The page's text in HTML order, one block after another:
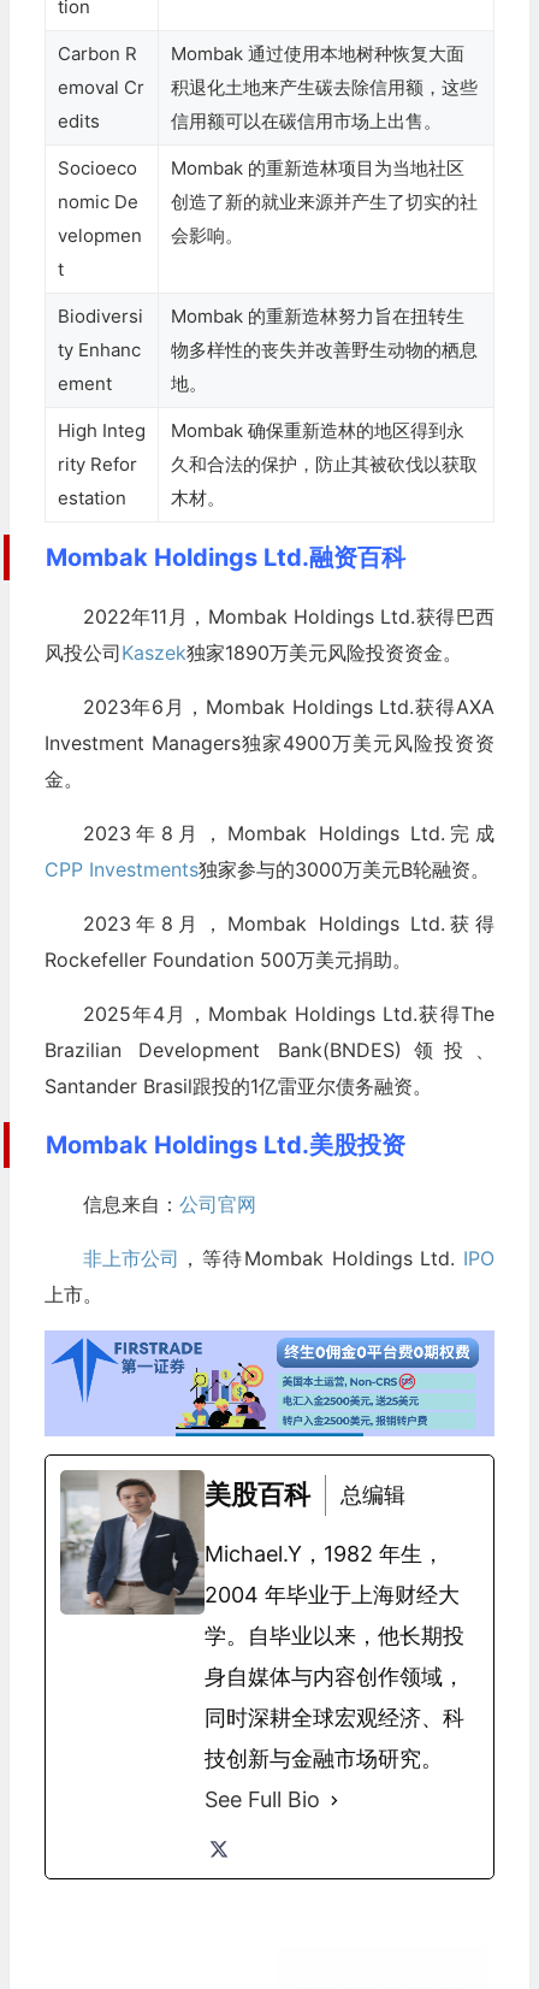
tion
Carbon R
emoval Cr
edits
Mombak 通过使用本地树种恢复大面
积退化土地来产生碳去除信用额，这些
信用额可以在碳信用市场上出售。
Socioeco
nomic De
velopmen
t
Mombak 的重新造林项目为当地社区
创造了新的就业来源并产生了切实的社
会影响。
Biodiversi
ty Enhanc
ement
Mombak 的重新造林努力旨在扭转生
物多样性的丧失并改善野生动物的栖息
地。
High Integ
rity Refor
estation
Mombak 确保重新造林的地区得到永
久和合法的保护，防止其被砍伐以获取
木材。
Mombak Holdings Ltd.融资百科
2022年11月，Mombak Holdings Ltd.获得巴西
风投公司Kaszek独家1890万美元风险投资资金。
2023年6月，Mombak Holdings Ltd.获得AXA
Investment Managers独家4900万美元风险投资资
金。
2023年8月，Mombak Holdings Ltd.完成
CPP Investments独家参与的3000万美元B轮融资。
2023年8月，Mombak Holdings Ltd.获得
Rockefeller Foundation 500万美元捐助。
2025年4月，Mombak Holdings Ltd.获得The
Brazilian Development Bank(BNDES)领投、
Santander Brasil跟投的1亿雷亚尔债务融资。
Mombak Holdings Ltd.美股投资
信息来自： 公司官网
非上市公司 ，等待Mombak Holdings Ltd. IPO
上市。
美股百科 总编辑
Michael.Y，1982 年生，
2004 年毕业于上海财经大
学。自毕业以来，他长期投
身自媒体与内容创作领域，
同时深耕全球宏观经济、科
技创新与金融市场研究。
See Full Bio